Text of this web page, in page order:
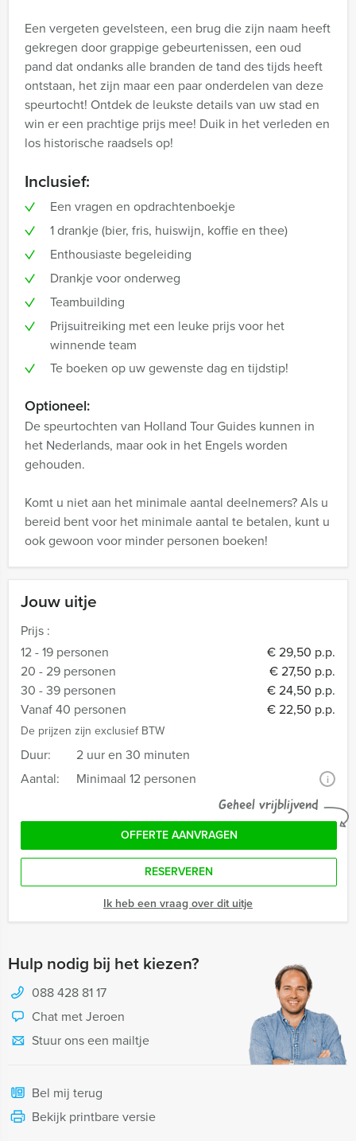
Jouw uitje
Prijs :
12 - 19 personen
€ 29,50 p.p.
20 - 29 personen
€ 27,50 p.p.
30 - 39 personen
€ 24,50 p.p.
Vanaf 40 personen
€ 22,50 p.p.
De prijzen zijn exclusief BTW
Duur:
2 uur en 30 minuten
Aantal:
Minimaal 12 personen i
Geheel vrijblijvend
OFFERTE AANVRAGEN
RESERVEREN
Ik heb een vraag over dit uitje
Hulp nodig bij het kiezen?
088 428 81 17
Chat met Jeroen
Stuur ons een mailtje
Bel mij terug
Bekijk printbare versie
Een vergeten gevelsteen, een brug die zijn naam heeft
gekregen door grappige gebeurtenissen, een oud
pand dat ondanks alle branden de tand des tijds heeft
ontstaan, het zijn maar een paar onderdelen van deze
speurtocht! Ontdek de leukste details van uw stad en
win er een prachtige prijs mee! Duik in het verleden en
los historische raadsels op!
Inclusief:
Een vragen en opdrachtenboekje
1 drankje (bier, fris, huiswijn, koffie en thee)
Enthousiaste begeleiding
Drankje voor onderweg
Teambuilding
Prijsuitreiking met een leuke prijs voor het
winnende team
Te boeken op uw gewenste dag en tijdstip!
Optioneel:
De speurtochten van Holland Tour Guides kunnen in
het Nederlands, maar ook in het Engels worden
gehouden.
Komt u niet aan het minimale aantal deelnemers? Als u
bereid bent voor het minimale aantal te betalen, kunt u
ook gewoon voor minder personen boeken!